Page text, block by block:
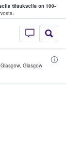
tilauksella on 100-
-
Glasgow, Glasgow